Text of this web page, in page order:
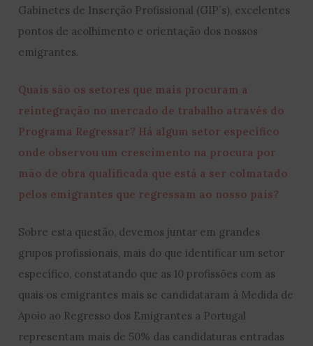
Gabinetes de Inserção Profissional (GIP´s), excelentes
pontos de acolhimento e orientação dos nossos
emigrantes.
Quais são os setores que mais procuram a
reintegração no mercado de trabalho através do
Programa Regressar? Há algum setor específico
onde observou um crescimento na procura por
mão de obra qualificada que está a ser colmatado
pelos emigrantes que regressam ao nosso país?
Sobre esta questão, devemos juntar em grandes
grupos profissionais, mais do que identificar um setor
específico, constatando que as 10 profissões com as
quais os emigrantes mais se candidataram à Medida de
Apoio ao Regresso dos Emigrantes a Portugal
representam mais de 50% das candidaturas entradas